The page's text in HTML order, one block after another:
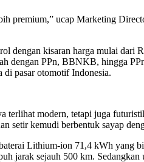
premium,” ucap Marketing
dengan kisaran harga mulai
dengan PPn, BBNKB, hingga
di pasar otomotif Indonesia.
modern, tetapi juga
setir kemudi berbentuk sayap
Lithium-ion 71,4 kWh yang
jarak sejauh 500 km.